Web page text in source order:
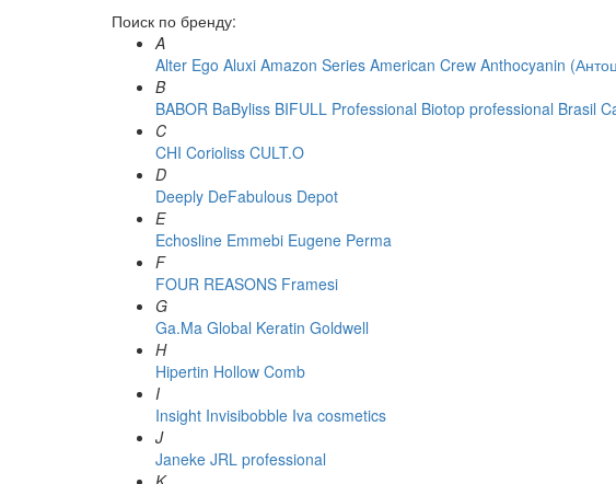
Поиск по бренду:
A
Alter Ego Aluxi Amazon Series American Crew Anthocyanin
B
BABOR BaByliss BIFULL Professional Biotop professional Brasil
C
CHI Corioliss CULT.O
D
Deeply DeFabulous Depot
E
Echosline Emmebi Eugene Perma
F
FOUR REASONS Framesi
G
Ga.Ma Global Keratin Goldwell
H
Hipertin Hollow Comb
I
Insight Invisibobble Iva cosmetics
J
Janeke JRL professional